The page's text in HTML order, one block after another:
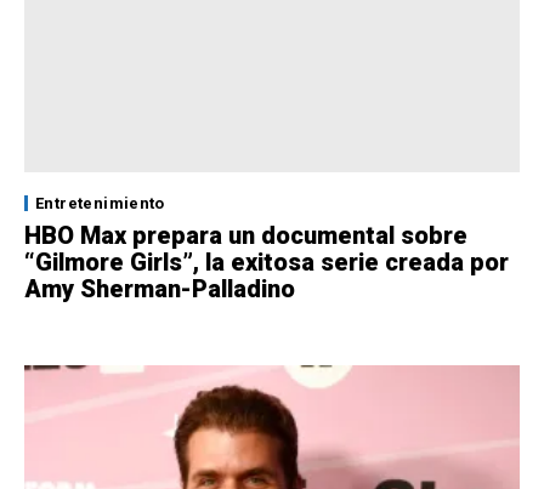
Entretenimiento
HBO Max prepara un documental sobre
“Gilmore Girls”, la exitosa serie creada por
Amy Sherman-Palladino